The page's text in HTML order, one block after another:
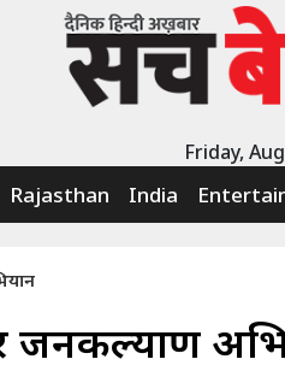
Friday,
Rajasthan India